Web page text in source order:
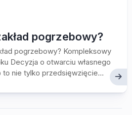
pogrzebowy?
pogrzebowy? Kompleksowy
Decyzja o otwarciu własnego
to nie tylko przedsięwzięcie...